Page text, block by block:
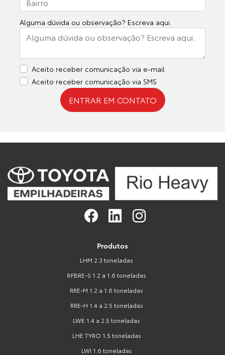
Alguma dúvida ou observação? Escreva aqui.
Aceito receber comunicação via e-mail
Aceito receber comunicação via SMS
ENTRAR EM CONTATO
Produtos
LHM 2.3 toneladas
8FBRE-S 1.2 a 1.6 toneladas
RRE-M 1.2 a 1.6 toneladas
RRE-H 1.4 a 2.5 toneladas
LWE 1.4 a 2.5 toneladas
LHE TYRO 1.5 toneladas
LWI 1.6 toneladas